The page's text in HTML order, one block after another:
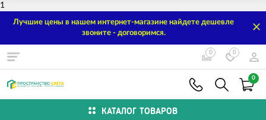
1
Лучшие цены в нашем интернет-магазине найдете дешевле
звоните - договоримся.
0 0
0
КАТАЛОГ ТОВАРОВ